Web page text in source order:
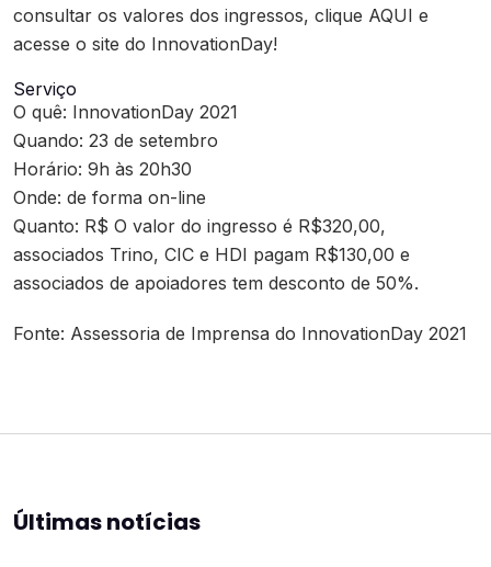
consultar os valores dos ingressos, clique AQUI e
acesse o site do InnovationDay!
Serviço
O quê: InnovationDay 2021
Quando: 23 de setembro
Horário: 9h às 20h30
Onde: de forma on-line
Quanto: R$ O valor do ingresso é R$320,00,
associados Trino, CIC e HDI pagam R$130,00 e
associados de apoiadores tem desconto de 50%.
Fonte: Assessoria de Imprensa do InnovationDay 2021
Últimas notícias